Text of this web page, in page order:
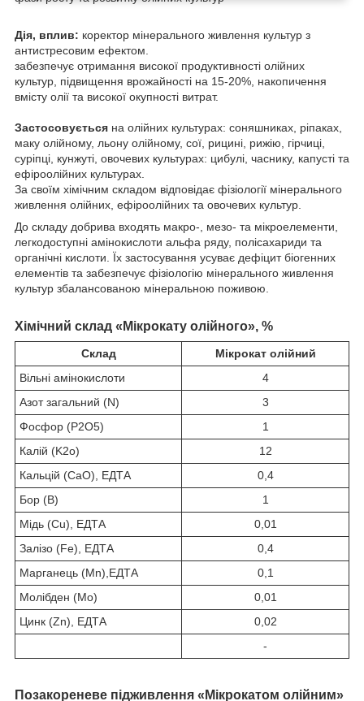
Дія, вплив: коректор мінерального живлення культур з
антистресовим ефектом.
забезпечує отримання високої продуктивності олійних
культур, підвищення врожайності на 15-20%, накопичення
вмісту олії та високої окупності витрат.
Застосовується на олійних культурах: соняшниках, ріпаках,
маку олійному, льону олійному, сої, рицині, рижію, гірчиці,
суріпці, кунжуті, овочевих культурах: цибулі, часнику, капусті та
ефіроолійних культурах.
За своїм хімічним складом відповідає фізіології мінерального
живлення олійних, ефіроолійних та овочевих культур.
До складу добрива входять макро-, мезо- та мікроелементи,
легкодоступні амінокислоти альфа ряду, полісахариди та
органічні кислоти. Їх застосування усуває дефіцит біогенних
елементів та забезпечує фізіологію мінерального живлення
культур збалансованою мінеральною поживою.
Хімічний склад «Мікрокату олійного», %
Склад
Мікрокат олійний
Вільні амінокислоти
4
Азот загальний (N)
3
Фосфор (Р2О5)
1
Калій (K2o)
12
Кальцій (СаО), ЕДТА
0,4
Бор (В)
1
Мідь (Сu), ЕДТА
0,01
Залізо (Fe), ЕДТА
0,4
Марганець (Mn),ЕДТА
0,1
Молібден (Мо)
0,01
Цинк (Zn), ЕДТА
0,02
-
Позакореневе підживлення «Мікрокатом олійним»